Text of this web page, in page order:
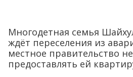
Многодетная семья
ждёт переселения из
местное правительство
предоставлять ей